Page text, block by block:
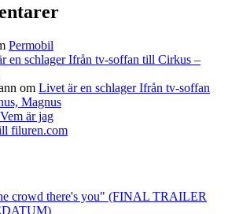
Permobil
en schlager Ifrån tv-soffan till Cirkus –
om Livet är en schlager Ifrån tv-soffan
Magnus
Vem är jag
filuren.com
crowd there's you" (FINAL TRAILER